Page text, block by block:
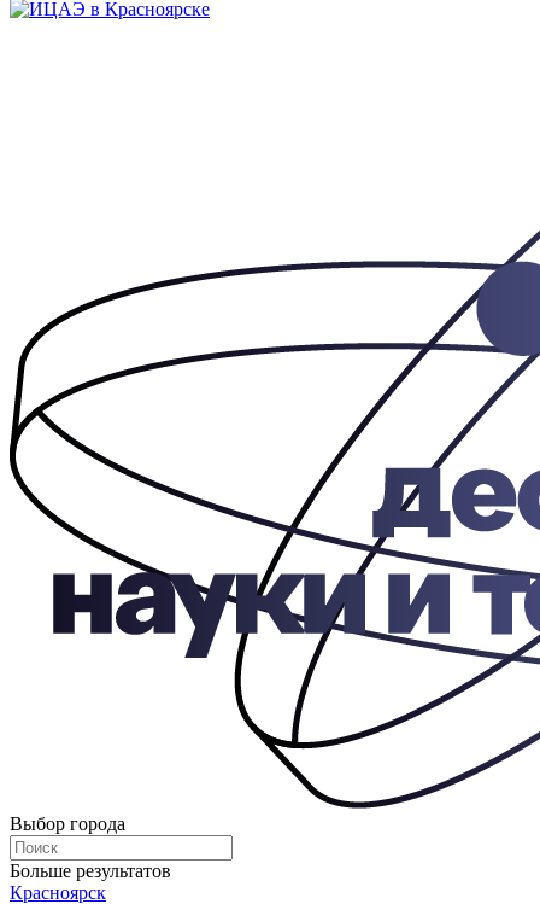
Выбор города
Больше результатов
Красноярск